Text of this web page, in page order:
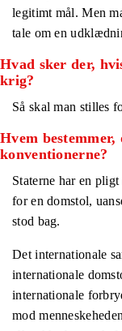
legitimt mål. Men
tale om en
Hvad sker der,
krig?
Så skal man stilles
Hvem
konventionerne?
Staterne har en
for en domstol,
stod bag.
Det internationale
internationale
internationale
mod